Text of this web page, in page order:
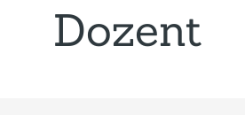
Dozent